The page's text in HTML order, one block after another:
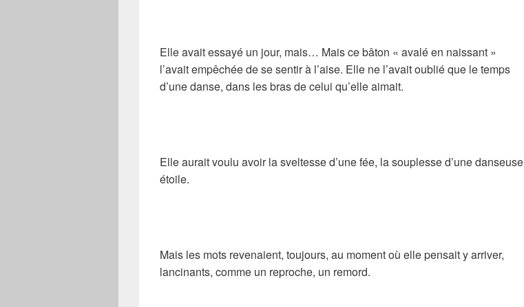
Elle avait essayé un jour, mais… Mais ce bâton « avalé en naissant »
l’avait empêchée de se sentir à l’aise. Elle ne l’avait oublié que le temps
d’une danse, dans les bras de celui qu’elle aimait.
Elle aurait voulu avoir la sveltesse d’une fée, la souplesse d’une danseuse
étoile.
Mais les mots revenaient, toujours, au moment où elle pensait y arriver,
lancinants, comme un reproche, un remord.